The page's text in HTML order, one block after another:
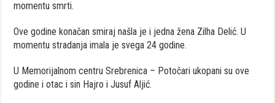
momentu smrti.
Ove godine konačan smiraj našla je i jedna žena Zilha Delić. U
momentu stradanja imala je svega 24 godine.
U Memorijalnom centru Srebrenica – Potočari ukopani su ove
godine i otac i sin Hajro i Jusuf Aljić.